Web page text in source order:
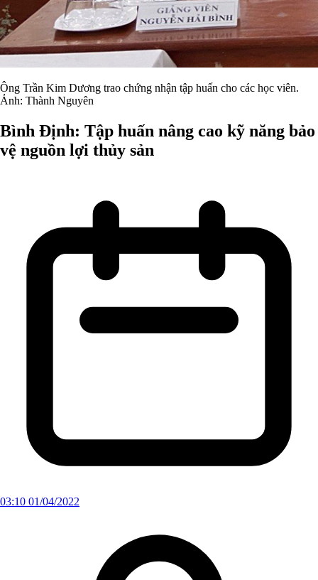
Ông Trần Kim Dương trao chứng nhận tập huấn cho các học viên.
Ảnh: Thành Nguyên
Bình Định: Tập huấn nâng cao kỹ năng bảo
vệ nguồn lợi thủy sản
03:10 01/04/2022